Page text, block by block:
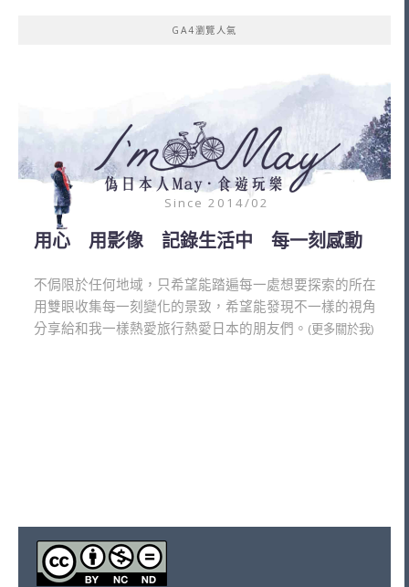
GA4瀏覽人氣
Since 2014/02
用心 用影像 記錄生活中 每一刻感動
不侷限於任何地域，只希望能踏遍每一處想要探索的所在
用雙眼收集每一刻變化的景致，希望能發現不一樣的視角
分享給和我一樣熱愛旅行熱愛日本的朋友們。 (更多關於我)